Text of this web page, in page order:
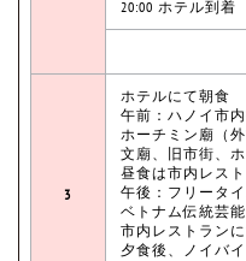
20:00 ホテル到着
3
ホテルにて朝食
午前：ハノイ市
ホーチミン廟（
文廟、旧市街、
昼食は市内レス
午後：フリータ
ベトナム伝統芸
市内レストラン
夕食後、ノイバ